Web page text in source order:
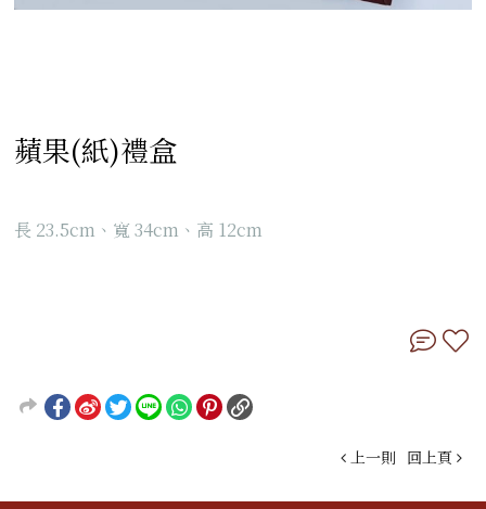
蘋果(紙)禮盒
長 23.5cm、寬 34cm、高 12cm
上一則 回上頁